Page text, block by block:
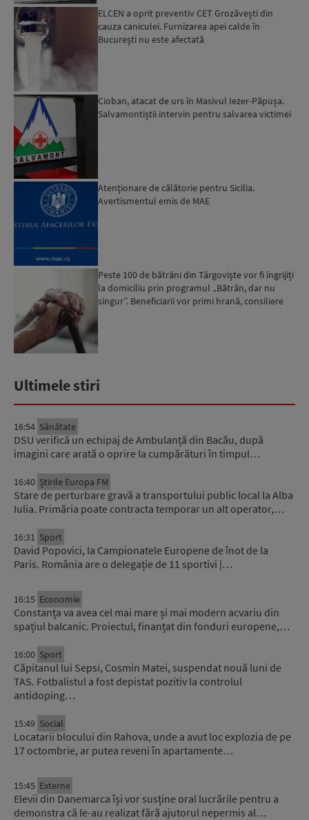
ELCEN a oprit preventiv CET Grozăvești din
cauza caniculei. Furnizarea apei calde în
Bucureşti nu este afectată
Cioban, atacat de urs în Masivul Iezer-Păpușa.
Salvamontiștii intervin pentru salvarea victimei
Atenţionare de călătorie pentru Sicilia.
Avertismentul emis de MAE
Peste 100 de bătrâni din Târgoviște vor fi îngrijiți
la domiciliu prin programul „Bătrân, dar nu
singur”. Beneficiarii vor primi hrană, consiliere
Ultimele stiri
16:54 Sănătate
DSU verifică un echipaj de Ambulanță din Bacău, după
imagini care arată o oprire la cumpărături în timpul…
16:40 Știrile Europa FM
Stare de perturbare gravă a transportului public local la Alba
Iulia. Primăria poate contracta temporar un alt operator,…
16:31 Sport
David Popovici, la Campionatele Europene de înot de la
Paris. România are o delegație de 11 sportivi |…
16:15 Economie
Constanța va avea cel mai mare și mai modern acvariu din
spațiul balcanic. Proiectul, finanțat din fonduri europene,…
16:00 Sport
Căpitanul lui Sepsi, Cosmin Matei, suspendat nouă luni de
TAS. Fotbalistul a fost depistat pozitiv la controlul
antidoping…
15:49 Social
Locatarii blocului din Rahova, unde a avut loc explozia de pe
17 octombrie, ar putea reveni în apartamente…
15:45 Externe
Elevii din Danemarca își vor susține oral lucrările pentru a
demonstra că le-au realizat fără ajutorul nepermis al…